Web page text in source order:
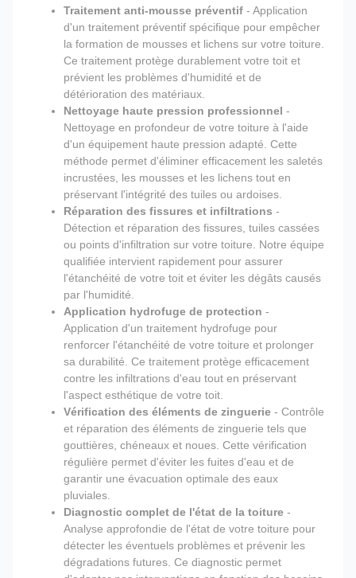
Traitement anti-mousse préventif - Application
d'un traitement préventif spécifique pour empêcher
la formation de mousses et lichens sur votre toiture.
Ce traitement protège durablement votre toit et
prévient les problèmes d'humidité et de
détérioration des matériaux.
Nettoyage haute pression professionnel -
Nettoyage en profondeur de votre toiture à l'aide
d'un équipement haute pression adapté. Cette
méthode permet d'éliminer efficacement les saletés
incrustées, les mousses et les lichens tout en
préservant l'intégrité des tuiles ou ardoises.
Réparation des fissures et infiltrations -
Détection et réparation des fissures, tuiles cassées
ou points d'infiltration sur votre toiture. Notre équipe
qualifiée intervient rapidement pour assurer
l'étanchéité de votre toit et éviter les dégâts causés
par l'humidité.
Application hydrofuge de protection -
Application d'un traitement hydrofuge pour
renforcer l'étanchéité de votre toiture et prolonger
sa durabilité. Ce traitement protège efficacement
contre les infiltrations d'eau tout en préservant
l'aspect esthétique de votre toit.
Vérification des éléments de zinguerie - Contrôle
et réparation des éléments de zinguerie tels que
gouttières, chéneaux et noues. Cette vérification
régulière permet d'éviter les fuites d'eau et de
garantir une évacuation optimale des eaux
pluviales.
Diagnostic complet de l'état de la toiture -
Analyse approfondie de l'état de votre toiture pour
détecter les éventuels problèmes et prévenir les
dégradations futures. Ce diagnostic permet